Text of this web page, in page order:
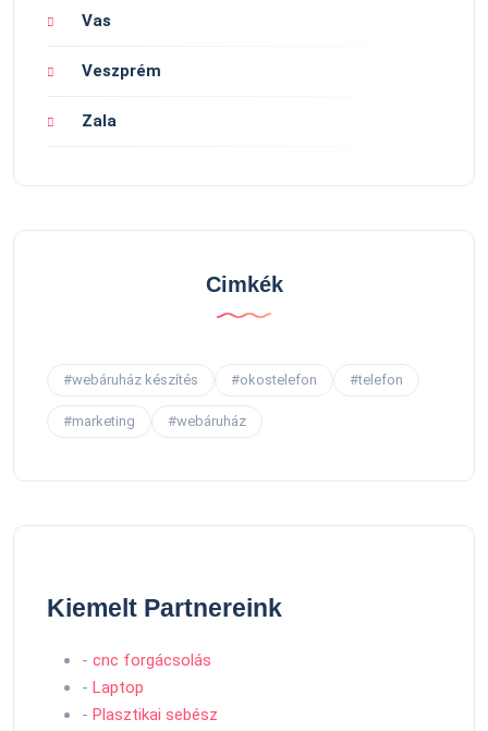
Vas
Veszprém
Zala
Cimkék
#webáruház készítés #okostelefon #telefon
#marketing #webáruház
Kiemelt Partnereink
- cnc forgácsolás
- Laptop
- Plasztikai sebész